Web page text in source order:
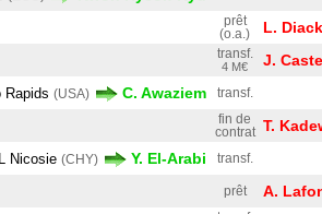
prêt
(o.a.)
L. Diack
transf.
4 M€ J.
Rapids (USA) C. Awaziem transf.
fin de
contrat T.
Nicosie (CHY) Y. El-Arabi transf.
prêt A.